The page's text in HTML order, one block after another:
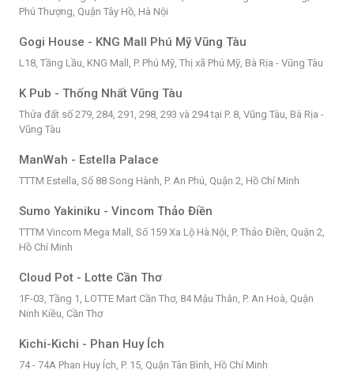
Phú Thượng, Quận Tây Hồ, Hà Nội
Gogi House - KNG Mall Phú Mỹ Vũng Tàu
L18, Tầng Lầu, KNG Mall, P. Phú Mỹ, Thị xã Phú Mỹ, Bà Rịa - Vũng Tàu
K Pub - Thống Nhất Vũng Tàu
Thửa đất số 279, 284, 291, 298, 293 và 294 tại P. 8, Vũng Tàu, Bà Rịa -
Vũng Tàu
ManWah - Estella Palace
TTTM Estella, Số 88 Song Hành, P. An Phú, Quận 2, Hồ Chí Minh
Sumo Yakiniku - Vincom Thảo Điền
TTTM Vincom Mega Mall, Số 159 Xa Lộ Hà.Nội, P. Thảo Điền, Quận 2,
Hồ Chí Minh
Cloud Pot - Lotte Cần Thơ
1F-03, Tầng 1, LOTTE Mart Cần Thơ, 84 Mậu Thân, P. An Hoà, Quận
Ninh Kiều, Cần Thơ
Kichi-Kichi - Phan Huy Ích
74 - 74A Phan Huy Ích, P. 15, Quận Tân Bình, Hồ Chí Minh